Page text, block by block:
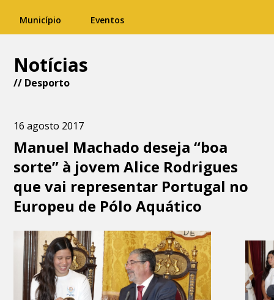
Município Eventos
Notícias
// Desporto
16 agosto 2017
Manuel Machado deseja “boa
sorte” à jovem Alice Rodrigues
que vai representar Portugal no
Europeu de Pólo Aquático